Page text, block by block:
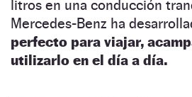
litros en una conducción
Mercedes-Benz ha
perfecto para viajar,
utilizarlo en el día a día.